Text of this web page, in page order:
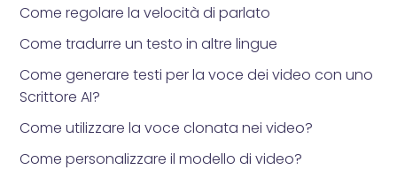
Come regolare la velocità di parlato
Come tradurre un testo in altre lingue
Come generare testi per la voce dei video con uno
Scrittore AI?
Come utilizzare la voce clonata nei video?
Come personalizzare il modello di video?